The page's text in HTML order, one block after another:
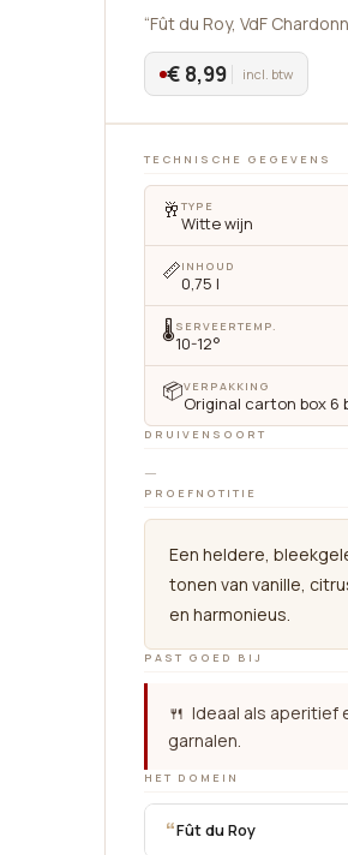
“Fût du Roy, VdF
€ 8,99 incl. btw
TECHNISCHE GEGEVENS
🥂 TYPE
Witte wijn
📏INHOUD
0,75 l
🌡SERVEERTEMP.
10-12°
📦VERPAKKING
Original carton box 6
DRUIVENSOORT
—
PROEFNOTITIE
Een heldere,
tonen van vanille,
en harmonieus.
PAST GOED BIJ
🍴 Ideaal als aperitief
garnalen.
HET DOMEIN
“Fût du Roy